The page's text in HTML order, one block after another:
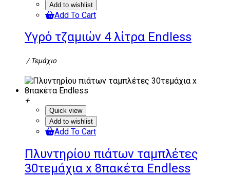
Add to wishlist
Add To Cart
Υγρό τζαμιών 4 λίτρα Endless
/ Τεμάχιο
Quick view
Add to wishlist
Add To Cart
Πλυντηρίου πιάτων ταμπλέτες
30τεμάχια x 8πακέτα Endless